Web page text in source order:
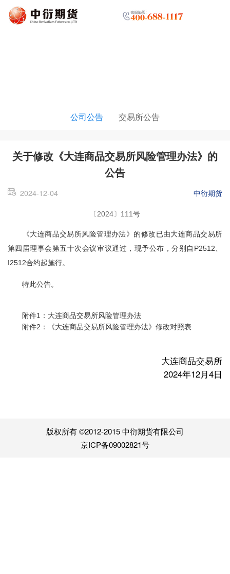
公司公告 交易所公告
关于修改《大连商品交易所风险管理办法》的
公告
2024-12-04 中衍期货
〔2024〕111号
《大连商品交易所风险管理办法》的修改已由大连商品交易所
第四届理事会第五十次会议审议通过，现予公布，分别自 P2512
I2512合约起施行。
特此公告。
附件1：大连商品交易所风险管理办法
附件2：《大连商品交易所风险管理办法》修改对照表
大连商品交易所
2024年12月4日
版权所有 ©2012-2015 中衍期货有限公司
京ICP备09002821号